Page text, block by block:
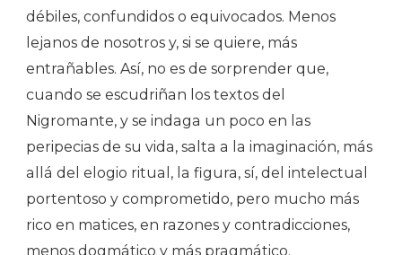
débiles, confundidos o equivocados. Menos
lejanos de nosotros y, si se quiere, más
entrañables. Así, no es de sorprender que,
cuando se escudriñan los textos del
Nigromante, y se indaga un poco en las
peripecias de su vida, salta a la imaginación, más
allá del elogio ritual, la figura, sí, del intelectual
portentoso y comprometido, pero mucho más
rico en matices, en razones y contradicciones,
menos dogmático y más pragmático.